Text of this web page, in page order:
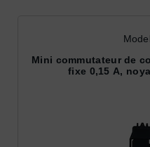
Mini commutateur de
fixe 0,15 A,